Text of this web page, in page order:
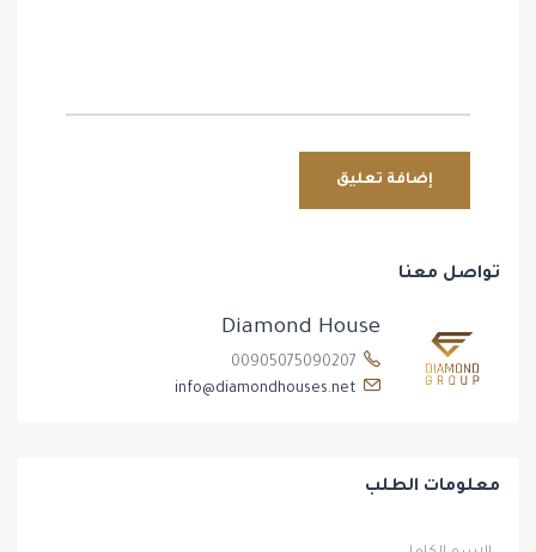
تواصل معنا
Diamond House
info@diamondhouses.net
معلومات الطلب